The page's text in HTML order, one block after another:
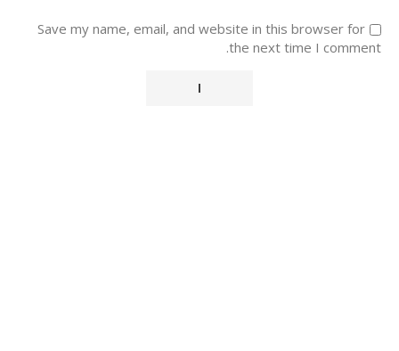
Save my name, email, and website in this browser for
the next time I comment.